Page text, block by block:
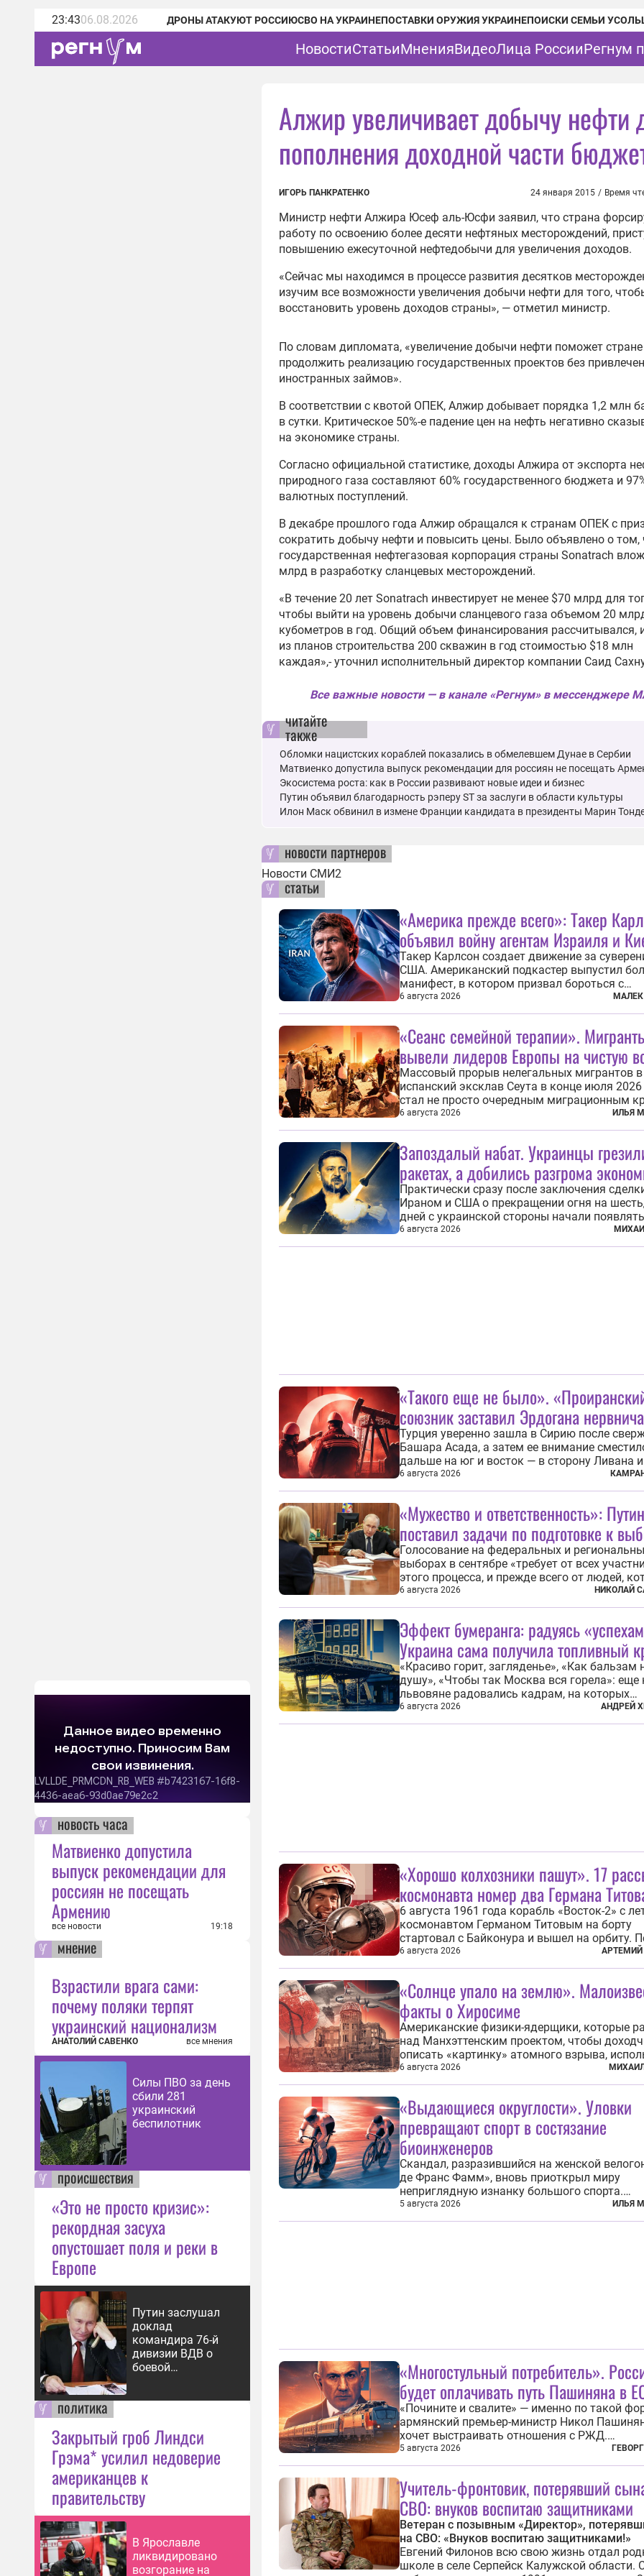
23:4306.08.2026 ДРОНЫ АТАКУЮТ РОССИЮСВО НА УКРАИНЕПОСТАВКИ ОРУЖИЯ УКРАИНЕПОИСКИ СЕМЬИ
НовостиСтатьиМненияВидеоЛица РоссииРегнум
новость часа
Матвиенко допустила
выпуск рекомендации для
россиян не посещать
Армению
все новости 19:18
мнение
Взрастили врага сами:
почему поляки терпят
украинский национализм
АНАТОЛИЙ САВЕНКО все мнения
Силы ПВО за день
сбили 281
украинский
беспилотник
происшествия
«Это не просто кризис»:
рекордная засуха
опустошает поля и реки в
Европе
Путин заслушал
доклад
командира 76-й
дивизии ВДВ о
боевой
политика
Закрытый гроб Линдси
Грэма* усилил недоверие
американцев к
правительству
В Ярославле
ликвидировано
возгорание на
Алжир увеличивает добычу нефти
пополнения доходной части
ИГОРЬ ПАНКРАТЕНКО 24 января 2015 / Время
Министр нефти Алжира Юсеф аль-Юсфи заявил, что страна
работу по освоению более десяти нефтяных месторождений,
повышению ежесуточной нефтедобычи для увеличения доходов.
«Сейчас мы находимся в процессе развития десятков
изучим все возможности увеличения добычи нефти для того,
восстановить уровень доходов страны», — отметил министр.
По словам дипломата, «увеличение добычи нефти поможет стране
продолжить реализацию государственных проектов без
иностранных займов».
В соответствии с квотой ОПЕК, Алжир добывает порядка 1,2 млн
в сутки. Критическое 50%-е падение цен на нефть негативно
на экономике страны.
Согласно официальной статистике, доходы Алжира от экспорта
природного газа составляют 60% государственного бюджета и
валютных поступлений.
В декабре прошлого года Алжир обращался к странам ОПЕК с
сократить добычу нефти и повысить цены. Было объявлено о том,
государственная нефтегазовая корпорация страны Sonatrach
млрд в разработку сланцевых месторождений.
«В течение 20 лет Sonatrach инвестирует не менее $70 млрд для
чтобы выйти на уровень добычи сланцевого газа объемом 20
кубометров в год. Общий объем финансирования рассчитывался,
из планов строительства 200 скважин в год стоимостью $18 млн
каждая»,- уточнил исполнительный директор компании Саид
Все важные новости — в канале «Регнум» в мессенджере
читайте
также
Обломки нацистских кораблей показались в обмелевшем Дунае в Сербии
Матвиенко допустила выпуск рекомендации для россиян не посещать
Экосистема роста: как в России развивают новые идеи и бизнес
Путин объявил благодарность рэперу ST за заслуги в области культуры
Илон Маск обвинил в измене Франции кандидата в президенты Марин
новости партнеров
Новости СМИ2
статьи
«Америка прежде всего»: Такер
объявил войну агентам Израиля и
Такер Карлсон создает движение за
США. Американский подкастер выпустил
манифест, в котором призвал бороться с
иностранным влиянием в Штатах, в первую
имея в виду Израиль. А также прекратить
остановить прием мигрантов...
6 августа 2026
«Сеанс семейной терапии».
вывели лидеров Европы на чистую
Массовый прорыв нелегальных мигрантов в
испанский эксклав Сеута в конце июля 2026
стал не просто очередным миграционным
на южных рубежах Европы. Он обнажил
фундаментальный раскол внутри
выстраивавшаяся миграционная политика
зашла в...
6 августа 2026 ИЛЬЯ
Запоздалый набат. Украинцы
ракетах, а добились разгрома
Практически сразу после заключения
Ираном и США о прекращении огня на
дней с украинской стороны начали
сначала обнадеживающие, а после и вовсе
бравурные заявления про некий «перелом»
6 августа 2026
«Такого еще не было».
союзник заставил Эрдогана
Турция уверенно зашла в Сирию после
Башара Асада, а затем ее внимание
дальше на юг и восток — в сторону Ливана
Недавний визит премьеров этих стран в
договоры об участии турецкой компании
развития» подтверждают...
6 августа 2026
«Мужество и ответственность»: Путин
поставил задачи по подготовке к
Голосование на федеральных и
выборах в сентябре «требует от всех
этого процесса, и прежде всего от людей,
организуют эти выборы, мужества и
отношения к формированию власти», —
августа в Кремле...
6 августа 2026 НИКОЛАЙ
Эффект бумеранга: радуясь
Украина сама получила топливный
«Красиво горит, загляденье», «Как бальзам
душу», «Чтобы так Москва вся горела»: еще
львовяне радовались кадрам, на которых
украинские БПЛА атаковали
нефтеперерабатывающие предприятия
6 августа 2026 АНДРЕЙ
«Хорошо колхозники пашут». 17
космонавта номер два Германа
6 августа 1961 года корабль «Восток-2» с
космонавтом Германом Титовым на борту
стартовал с Байконура и вышел на орбиту.
продолжался чуть более суток. А 9 августа
человек в космосе получил звезду Героя
находится несколько...
6 августа 2026
«Солнце упало на землю».
факты о Хиросиме
Американские физики-ядерщики, которые
над Манхэттенским проектом, чтобы
описать «картинку» атомного взрыва,
образ из «Махабхараты»: «Ярче тысячи
пылало это пламя». Не все жители японских
1945 года поставили...
6 августа 2026
«Выдающиеся округлости». Уловки
превращают спорт в состязание
биоинженеров
Скандал, разразившийся на женской
де Франс Фамм», вновь приоткрыл миру
неприглядную изнанку большого спорта.
Выяснилось, что некоторые гонщицы
размер груди ради улучшения
5 августа 2026 ИЛЬЯ
«Многостульный потребитель».
будет оплачивать путь Пашиняна в
«Почините и свалите» — именно по такой
армянский премьер-министр Никол
хочет выстраивать отношения с РЖД.
Отремонтировать за счет российской
железнодорожную инфраструктуру в районе
связать Азербайджан и Турцию через...
5 августа 2026
Учитель-фронтовик, потерявший
СВО: внуков воспитаю защитниками
Ветеран с позывным «Директор»,
на СВО: «Внуков воспитаю защитниками!»
Евгений Филонов всю свою жизнь отдал
школе в селе Серпейск Калужской области.